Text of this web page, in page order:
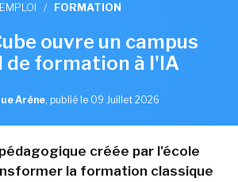
EMPLOI / FORMATION
ouvre un campus
formation à l'IA
Arène, publié le 09 Juillet 2026
créée par l'école
la formation classique